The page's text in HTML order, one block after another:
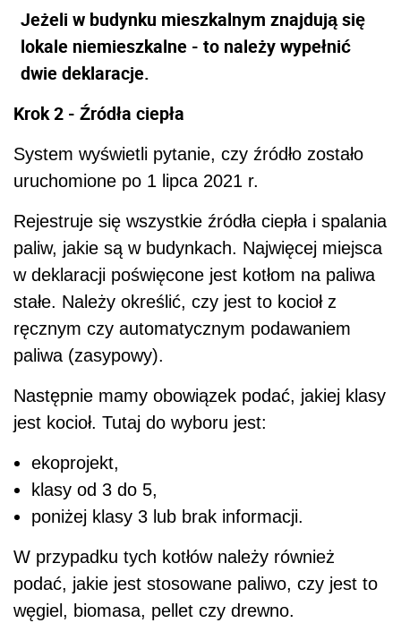
Jeżeli w budynku mieszkalnym znajdują się
lokale niemieszkalne - to należy wypełnić
dwie deklaracje.
Krok2 - Źródła ciepła
System wyświetli pytanie, czy źródło zostało
uruchomione po 1 lipca 2021 r.
Rejestruje się wszystkie źródła ciepła i spalania
paliw, jakie są w budynkach. Najwięcej miejsca
w deklaracji poświęcone jest kotłom na paliwa
stałe. Należy określić, czy jest to kocioł z
ręcznym czy automatycznym podawaniem
paliwa (zasypowy).
Następnie mamy obowiązek podać, jakiej klasy
jest kocioł. Tutaj do wyboru jest:
ekoprojekt,
klasy od 3 do 5,
poniżej klasy 3 lub brak informacji.
W przypadku tych kotłów należy również
podać, jakie jest stosowane paliwo, czy jest to
węgiel, biomasa, pellet czy drewno.